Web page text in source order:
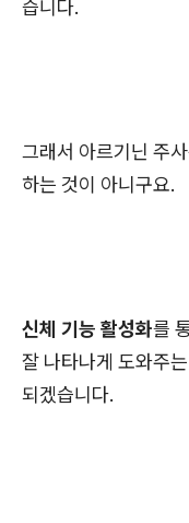
습니다.
그래서 아르기닌 주
하는 것이 아니구요.
신체 기능 활성화를
잘 나타나게 도와주는
되겠습니다.